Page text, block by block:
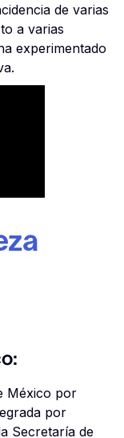
de varias
a varias
experimentado
México por
por
Secretaría de